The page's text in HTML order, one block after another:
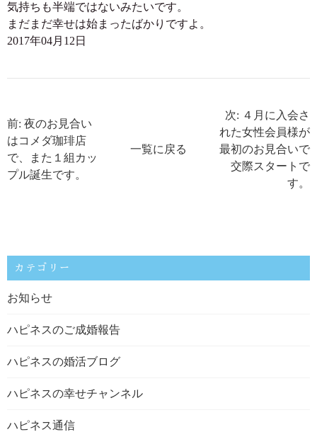
気持ちも半端ではないみたいです。
まだまだ幸せは始まったばかりですよ。
2017年04月12日
前: 夜のお見合い
はコメダ珈琲店
で、また１組カッ
プル誕生です。
一覧に戻る
次: ４月に入会さ
れた女性会員様が
最初のお見合いで
交際スタートで
す。
カテゴリー
お知らせ
ハピネスのご成婚報告
ハピネスの婚活ブログ
ハピネスの幸せチャンネル
ハピネス通信